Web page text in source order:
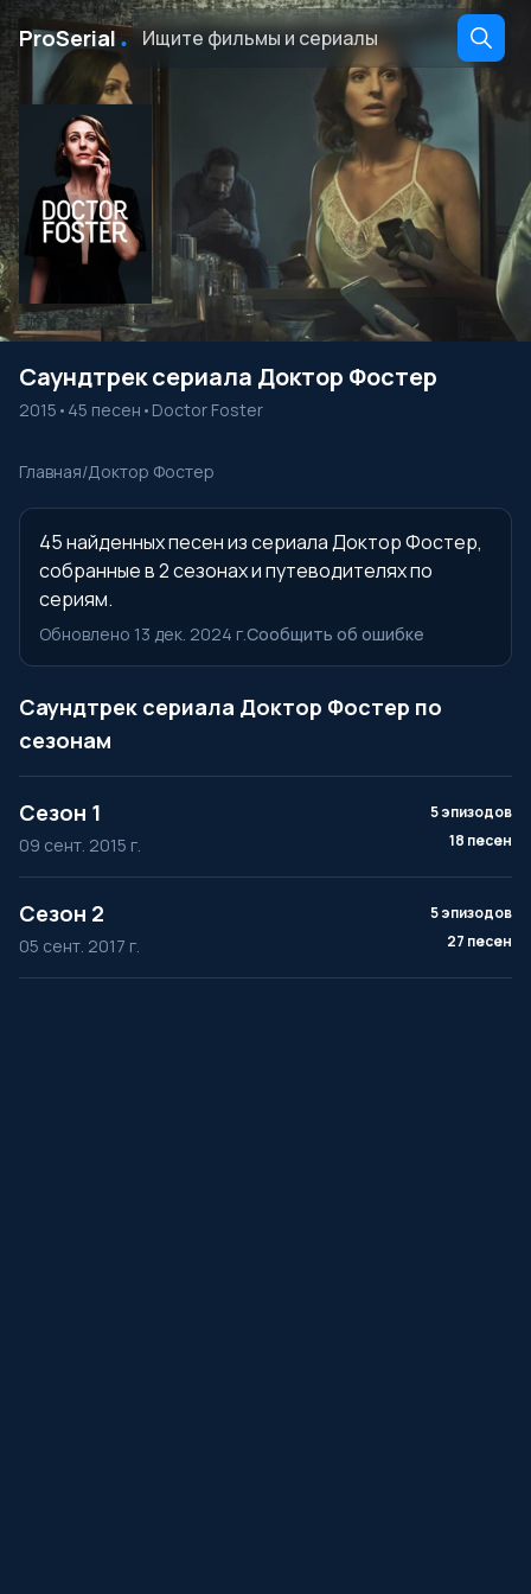
ProSerial․
Саундтрек сериала Доктор Фостер
2015 • 45 песен • Doctor Foster
Главная/Доктор Фостер
45 найденных песен из сериала Доктор Фостер,
собранные в 2 сезонах и путеводителях по
сериям.
Обновлено 13 дек. 2024 г.Сообщить об ошибке
Саундтрек сериала Доктор Фостер по
сезонам
Сезон 1
09 сент. 2015 г.
5 эпизодов
18 песен
Сезон 2
05 сент. 2017 г.
5 эпизодов
27 песен